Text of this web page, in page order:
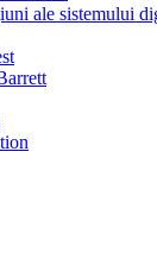
ale sistemului